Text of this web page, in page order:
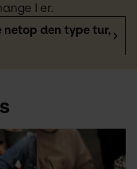
I er.
netop den type tur,